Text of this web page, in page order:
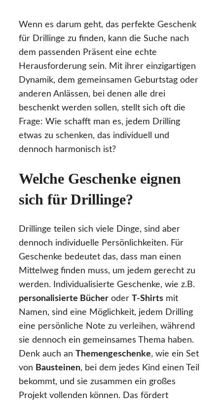
Wenn es darum geht, das perfekte Geschenk
für Drillinge zu finden, kann die Suche nach
dem passenden Präsent eine echte
Herausforderung sein. Mit ihrer einzigartigen
Dynamik, dem gemeinsamen Geburtstag oder
anderen Anlässen, bei denen alle drei
beschenkt werden sollen, stellt sich oft die
Frage: Wie schafft man es, jedem Drilling
etwas zu schenken, das individuell und
dennoch harmonisch ist?
Welche Geschenke eignen
sich für Drillinge?
Drillinge teilen sich viele Dinge, sind aber
dennoch individuelle Persönlichkeiten. Für
Geschenke bedeutet das, dass man einen
Mittelweg finden muss, um jedem gerecht zu
werden. Individualisierte Geschenke, wie z.B.
personalisierte Bücher oder T-Shirts mit
Namen, sind eine Möglichkeit, jedem Drilling
eine persönliche Note zu verleihen, während
sie dennoch ein gemeinsames Thema haben.
Denk auch an
Themengeschenke, wie ein Set
von Bausteinen, bei dem jedes Kind einen Teil
bekommt, und sie zusammen ein großes
Projekt vollenden können. Das fördert